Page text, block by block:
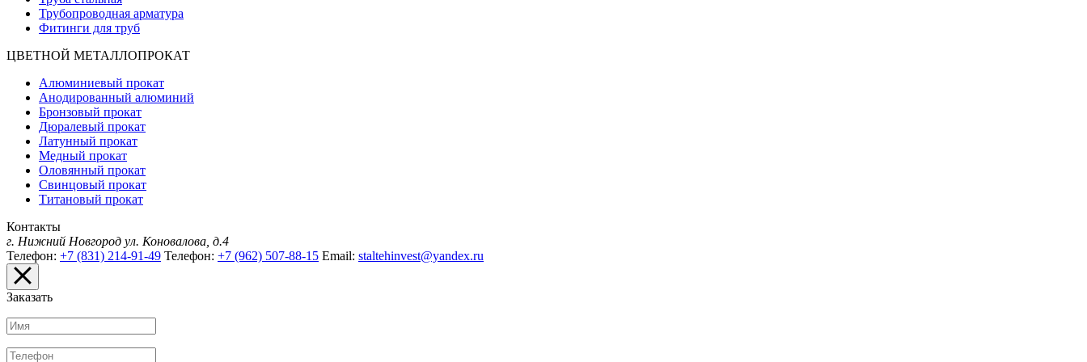
Трубопроводная арматура
Фитинги для труб
ЦВЕТНОЙ МЕТАЛЛОПРОКАТ
Алюминиевый прокат
Анодированный алюминий
Бронзовый прокат
Дюралевый прокат
Латунный прокат
Медный прокат
Оловянный прокат
Свинцовый прокат
Титановый прокат
Контакты
г. Нижний Новгород ул. Коновалова, д.4
Телефон: +7 (831) 214-91-49 Телефон: +7 (962) 507-88-15 Email: staltehinvest@yandex.ru
Заказать